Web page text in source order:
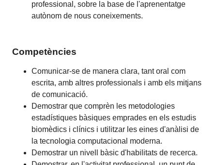
professional, sobre la base de l'aprenentatge
autònom de nous coneixements.
Competències
Comunicar-se de manera clara, tant oral com
escrita, amb altres professionals i amb els mitjans
de comunicació.
Demostrar que comprèn les metodologies
estadístiques bàsiques emprades en els estudis
biomèdics i clínics i utilitzar les eines d'anàlisi de
la tecnologia computacional moderna.
Demostrar un nivell bàsic d'habilitats de recerca.